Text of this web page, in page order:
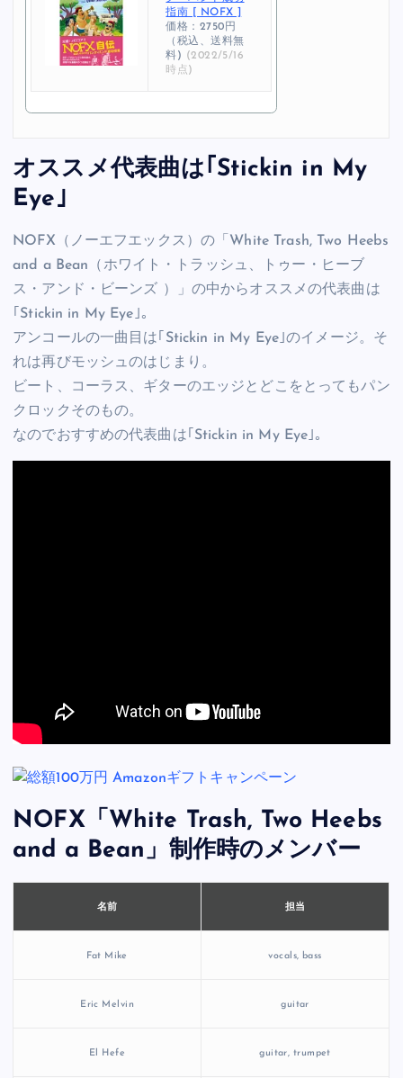
指南 [ NOFX ]
価格：2750円
（税込、送料無
料) (2022/5/16
時点)
オススメ代表曲は｢Stickin in My
Eye｣
NOFX（ノーエフエックス）の「White Trash, Two Heebs
and a Bean（ホワイト・トラッシュ、トゥー・ヒーブ
ス・アンド・ビーンズ ）」の中からオススメの代表曲は
｢Stickin in My Eye｣。
アンコールの一曲目は｢Stickin in My Eye｣のイメージ。そ
れは再びモッシュのはじまり。
ビート、コーラス、ギターのエッジとどこをとってもパン
クロックそのもの。
なのでおすすめの代表曲は｢Stickin in My Eye｣。
NOFX「White Trash, Two Heebs
and a Bean」制作時のメンバー
名前 担当
Fat Mike vocals, bass
Eric Melvin guitar
El Hefe guitar, trumpet